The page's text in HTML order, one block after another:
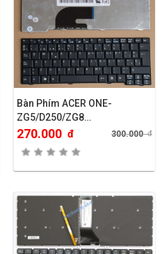
Bàn Phím ACER ONE-
ZG5/D250/ZG8…
270.000 đ 300.000đ